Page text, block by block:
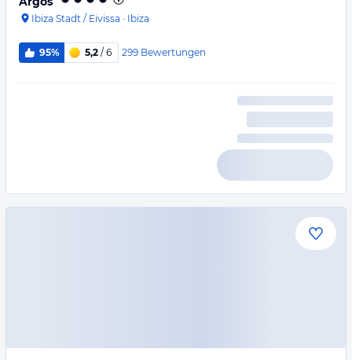
Ibiza Stadt / Eivissa · Ibiza
95% 5,2 / 6 299 Bewertungen